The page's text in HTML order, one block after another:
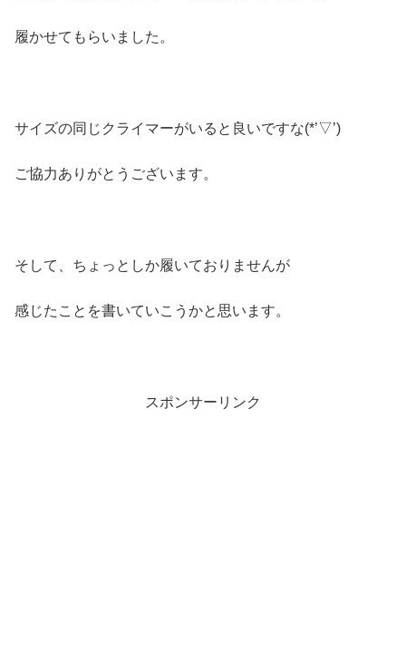
履かせてもらいました。
サイズの同じクライマーがいると良いですな(*’▽’)
ご協力ありがとうございます。
そして、ちょっとしか履いておりませんが
感じたことを書いていこうかと思います。
スポンサーリンク